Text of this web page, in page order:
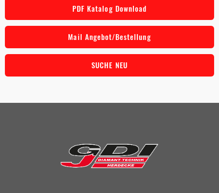
PDF Katalog Download
Mail Angebot/Bestellung
SUCHE NEU